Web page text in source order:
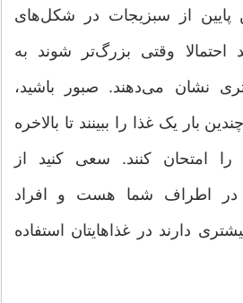
پایین از سبزیجات در شکل‌های
احتمالا وقتی بزرگ‌تر شوند به
نشان می‌دهند. صبور باشید،
بار یک غذا را ببینند تا بالاخره
امتحان کنند. سعی کنید از
در اطراف شما هست و افراد
دارند در غذاهایتان استفاده